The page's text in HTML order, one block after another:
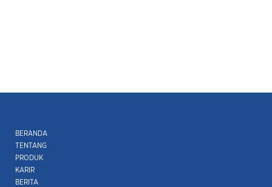
BERANDA
TENTANG
PRODUK
KARIR
BERITA